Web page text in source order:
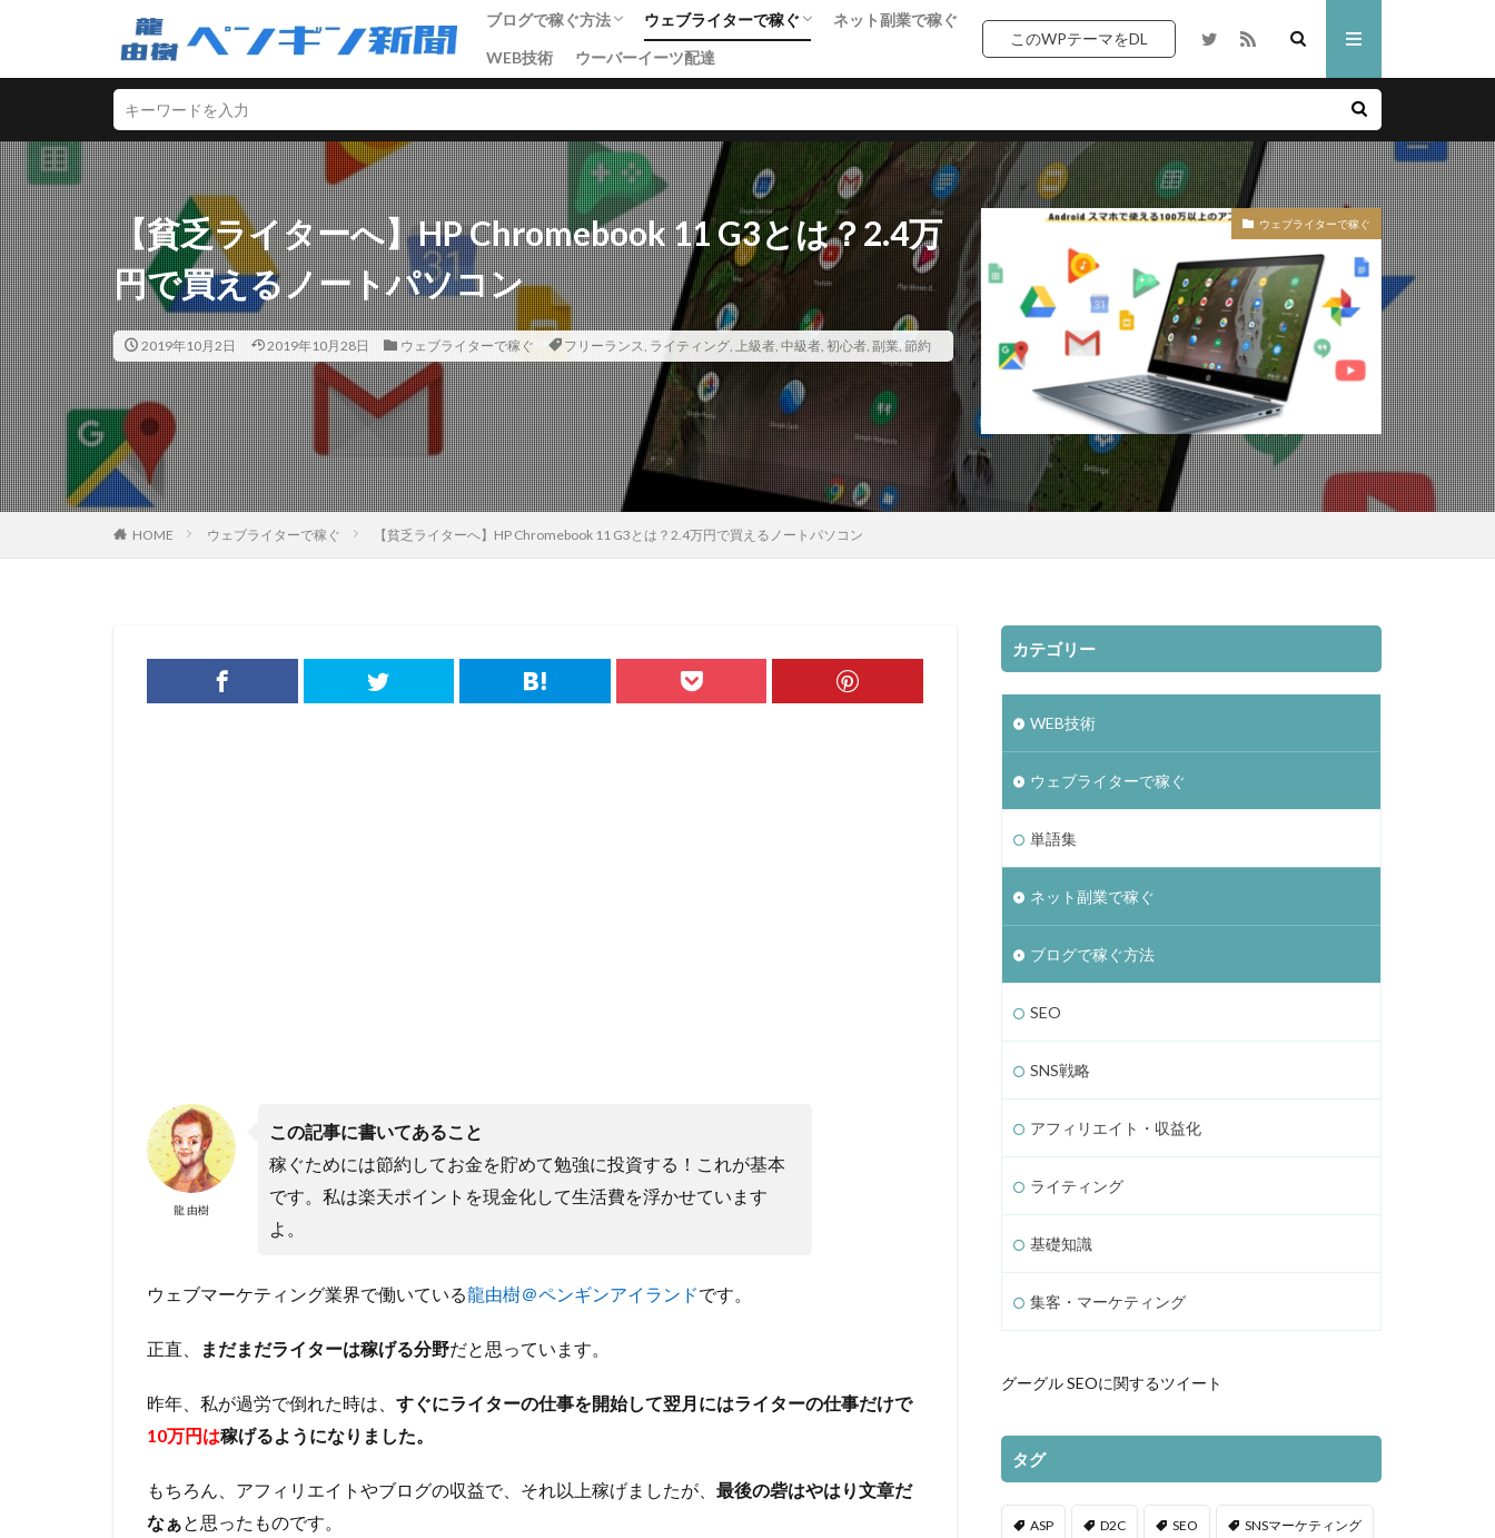
ブログで稼ぐ方法
基礎知識
SEO
アフィリエイト・収益化
ライティング
集客・マーケティング
SNS戦略
ウェブライターで稼ぐ
単語集
ネット副業で稼ぐ
WEB技術
ウーバーイーツ配達
このWPテーマをDL
【貧乏ライターへ】HP Chromebook 11 G3とは？2.4万
円で買えるノートパソコン
2019年10月2日 2019年10月28日 ウェブライターで稼ぐ フリーランス, ライティング, 上級者, 中級者, 初心者, 副業, 節約
ウェブライターで稼ぐ
HOME ウェブライターで稼ぐ 【貧乏ライターへ】HP Chromebook 11 G3とは？2.4万円で買えるノートパソコン
龍 由樹
この記事に書いてあること
稼ぐためには節約してお金を貯めて勉強に投資する！これが基本
です。私は楽天ポイントを現金化して生活費を浮かせています
よ。
ウェブマーケティング業界で働いている龍由樹＠ペンギンアイランドです。
正直、 まだまだライターは稼げる分野だと思っています。
昨年、私が過労で倒れた時は、 すぐにライターの仕事を開始して翌月にはライターの仕事だけで
10万円は稼げるようになりました。
もちろん、アフィリエイトやブログの収益で、それ以上稼げましたが、 最後の砦はやはり文章だ
なぁ と思ったものです。
カテゴリー
WEB技術
ウェブライターで稼ぐ
単語集
ネット副業で稼ぐ
ブログで稼ぐ方法
SEO
SNS戦略
アフィリエイト・収益化
ライティング
基礎知識
集客・マーケティング
グーグル SEOに関するツイート
タグ
ASP D2C SEO SNSマーケティング
ライティング
SEO
ASP D2C SEO SNSマーケティング アクセス数 アドセンス アフィリエイト
サーバ
セールスライティング
せどり ネットショップ ネット技術 フリーランス
マーケティング
ライティング リアルな人材 ワードプレス ワードプレス中級者
上級者
中級者
初心者 副業 単語集 商材 売上向上
女性向けアフィリエイト
男性向けアフィリエイト
稼ぐステップ 節約 起業 転職
検索